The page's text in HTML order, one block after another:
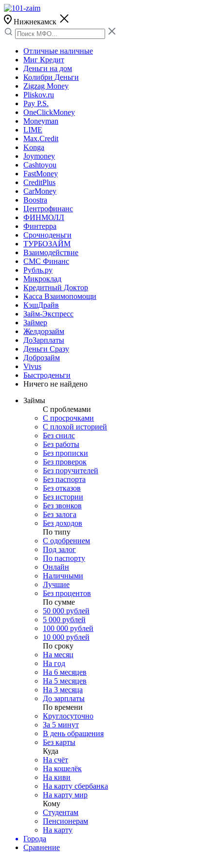
Нижнекамск
Отличные наличные
Миг Кредит
Деньги на дом
Колибри Деньги
Zigzag Money
Pliskov.ru
Pay P.S.
OneClickMoney
Moneyman
LIME
Max.Credit
Konga
Joymoney
Cashtoyou
FastMoney
CreditPlus
CarMoney
Boostra
Центрофинанс
ФИНМОЛЛ
Финтерра
Срочноденьги
ТУРБОЗАЙМ
Взаимодействие
СМС Финанс
Рубль.ру
Микроклад
Кредитный Доктор
Касса Взаимопомощи
КэшДрайв
Займ-Экспресс
Займер
Желдорзайм
ДоЗарплаты
Деньги Сразу
Доброзайм
Vivus
Быстроденьги
Ничего не найдено
Займы
С проблемами
С просрочками
С плохой историей
Без снилс
Без работы
Без прописки
Без проверок
Без поручителей
Без паспорта
Без отказов
Без истории
Без звонков
Без залога
Без доходов
По типу
С одобрением
Под залог
По паспорту
Онлайн
Наличными
Лучшие
Без процентов
По сумме
50 000 рублей
5 000 рублей
100 000 рублей
10 000 рублей
По сроку
На месяц
На год
На 6 месяцев
На 5 месяцев
На 3 месяца
До зарплаты
По времени
Круглосуточно
За 5 минут
В день обращения
Без карты
Куда
На счёт
На кошелёк
На киви
На карту сбербанка
На карту мир
Кому
Студентам
Пенсионерам
На карту
Города
Сравнение